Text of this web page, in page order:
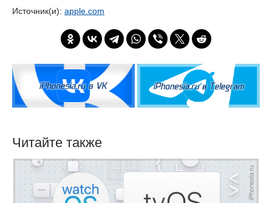
Источник(и): apple.com
Читайте также